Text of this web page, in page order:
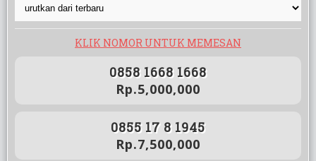
KLIK NOMOR UNTUK MEMESAN
0858 1668 1668
Rp.5,000,000
0855 17 8 1945
Rp.7,500,000